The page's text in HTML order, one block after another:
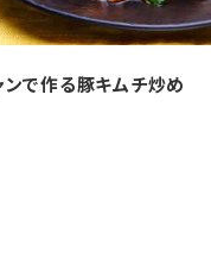
ンで作る豚キムチ炒め